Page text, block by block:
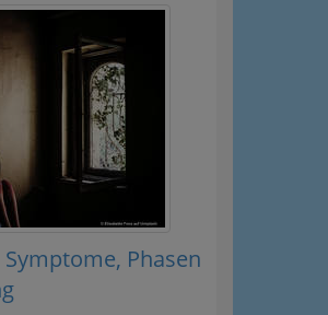
Phasen